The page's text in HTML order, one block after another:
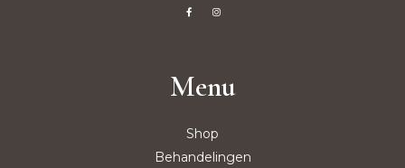
Menu
Shop
Behandelingen